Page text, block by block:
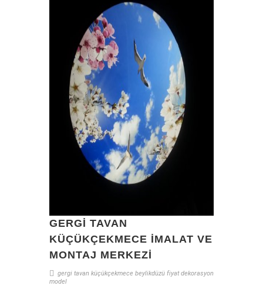
GERGI TAVAN
KÜÇÜKÇEKMECE IMALAT VE
MONTAJ MERKEZI
gergi tavan küçükçekmece beylikdüzü fiyat dekorasyon
model